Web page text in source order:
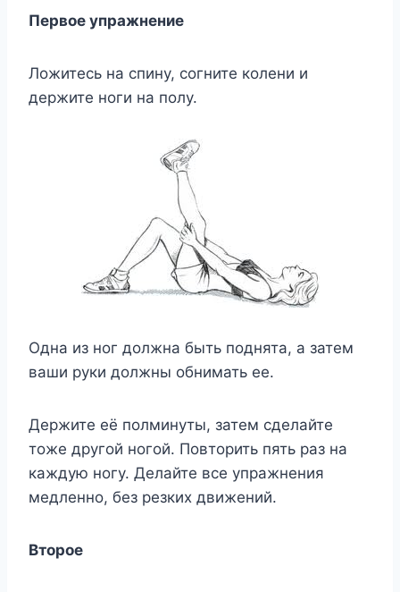
Первое упражнение
Ложитесь на спину, согните колени и
держите ноги на полу.
Одна из ног должна быть поднята, а затем
ваши руки должны обнимать ее.
Держите её полминуты, затем сделайте
тоже другой ногой. Повторить пять раз на
каждую ногу. Делайте все упражнения
медленно, без резких движений.
Второе